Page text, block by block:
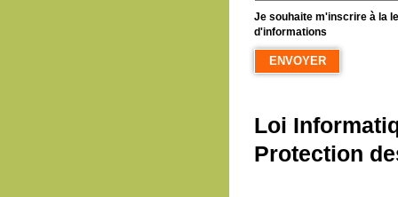
Je souhaite m'inscrire à la
d'informations
Loi
Protection